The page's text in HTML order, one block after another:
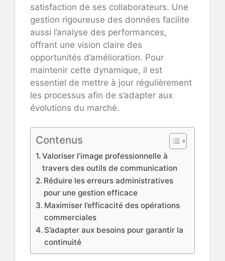
satisfaction de ses collaborateurs. Une
gestion rigoureuse des données facilite
aussi l’analyse des performances,
offrant une vision claire des
opportunités d’amélioration. Pour
maintenir cette dynamique, il est
essentiel de mettre à jour régulièrement
les processus afin de s’adapter aux
évolutions du marché.
Contenus
Valoriser l’image professionnelle à
travers des outils de communication
Réduire les erreurs administratives
pour une gestion efficace
Maximiser l’efficacité des opérations
commerciales
S’adapter aux besoins pour garantir la
continuité